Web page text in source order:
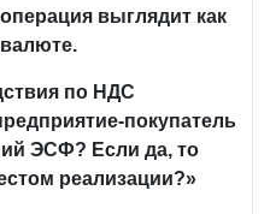
выглядит как
по НДС
покупатель
ЭСФ? Если да, то
реализации?»